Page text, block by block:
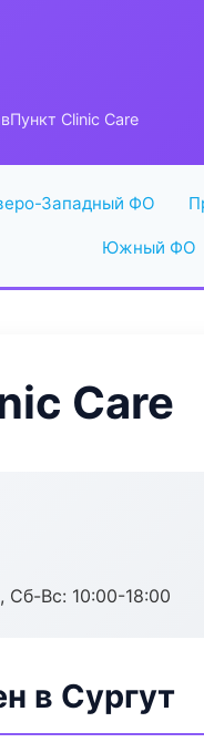
Clinic Care
Западный ФО
Южный ФО
Care
Вс: 10:00-18:00
в Сургут